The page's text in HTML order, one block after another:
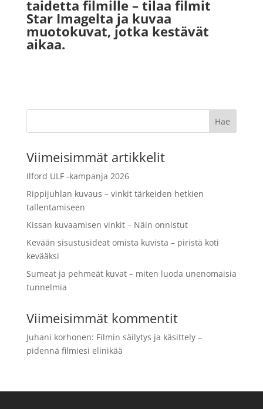
taidetta filmille – tilaa filmit
Star Imagelta ja kuvaa
muotokuvat, jotka kestävät
aikaa.
Viimeisimmät artikkelit
Ilford ULF -kampanja 2026
Rippijuhlan kuvaus – vinkit tärkeiden hetkien
tallentamiseen
Kissan kuvaamisen vinkit – Näin onnistut
Kevään sisustusideat omista kuvista – piristä koti
kevääksi
Sumeat ja pehmeät kuvat – miten luoda unenomaisia
tunnelmia
Viimeisimmät kommentit
Juhani korhonen: Filmin säilytys ja käsittely –
pidennä filmiesi elinikää